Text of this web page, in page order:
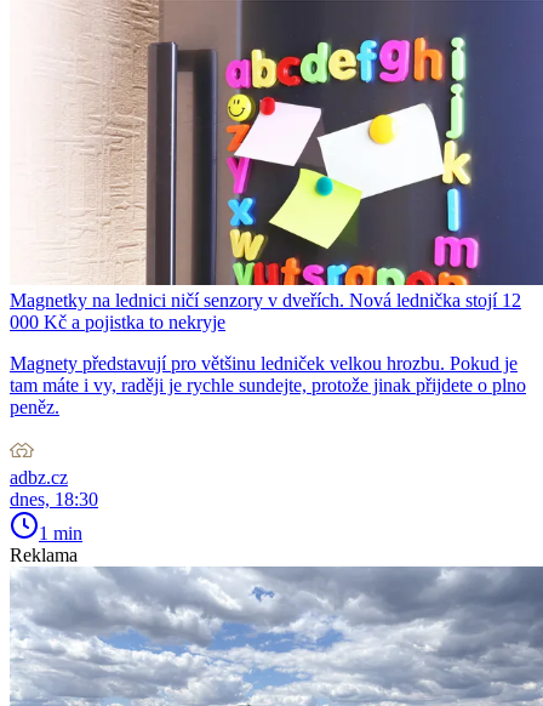
Magnetky na lednici ničí senzory v dveřích. Nová lednička stojí 12
000 Kč a pojistka to nekryje
Magnety představují pro většinu ledniček velkou hrozbu. Pokud je
tam máte i vy, raději je rychle sundejte, protože jinak přijdete o plno
peněz.
adbz.cz
dnes, 18:30
1 min
Reklama